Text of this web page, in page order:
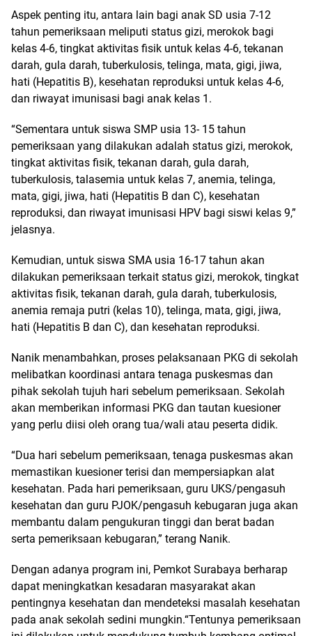
Aspek penting itu, antara lain bagi anak SD usia 7-12
tahun pemeriksaan meliputi status gizi, merokok bagi
kelas 4-6, tingkat aktivitas fisik untuk kelas 4-6, tekanan
darah, gula darah, tuberkulosis, telinga, mata, gigi, jiwa,
hati (Hepatitis B), kesehatan reproduksi untuk kelas 4-6,
dan riwayat imunisasi bagi anak kelas 1.
“Sementara untuk siswa SMP usia 13- 15 tahun
pemeriksaan yang dilakukan adalah status gizi, merokok,
tingkat aktivitas fisik, tekanan darah, gula darah,
tuberkulosis, talasemia untuk kelas 7, anemia, telinga,
mata, gigi, jiwa, hati (Hepatitis B dan C), kesehatan
reproduksi, dan riwayat imunisasi HPV bagi siswi kelas 9,”
jelasnya.
Kemudian, untuk siswa SMA usia 16-17 tahun akan
dilakukan pemeriksaan terkait status gizi, merokok, tingkat
aktivitas fisik, tekanan darah, gula darah, tuberkulosis,
anemia remaja putri (kelas 10), telinga, mata, gigi, jiwa,
hati (Hepatitis B dan C), dan kesehatan reproduksi.
Nanik menambahkan, proses pelaksanaan PKG di sekolah
melibatkan koordinasi antara tenaga puskesmas dan
pihak sekolah tujuh hari sebelum pemeriksaan. Sekolah
akan memberikan informasi PKG dan tautan kuesioner
yang perlu diisi oleh orang tua/wali atau peserta didik.
“Dua hari sebelum pemeriksaan, tenaga puskesmas akan
memastikan kuesioner terisi dan mempersiapkan alat
kesehatan. Pada hari pemeriksaan, guru UKS/pengasuh
kesehatan dan guru PJOK/pengasuh kebugaran juga akan
membantu dalam pengukuran tinggi dan berat badan
serta pemeriksaan kebugaran,” terang Nanik.
Dengan adanya program ini, Pemkot Surabaya berharap
dapat meningkatkan kesadaran masyarakat akan
pentingnya kesehatan dan mendeteksi masalah kesehatan
pada anak sekolah sedini mungkin.“Tentunya pemeriksaan